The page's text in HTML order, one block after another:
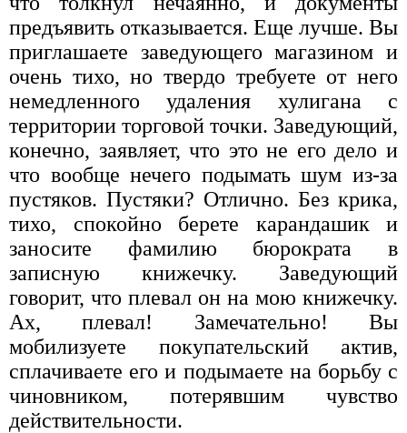
предъявить отказывается. Еще лучше. Вы
приглашаете заведующего магазином и
очень тихо, но твердо требуете от него
немедленного удаления хулигана с
территории торговой точки. Заведующий,
конечно, заявляет, что это не его дело и
что вообще нечего подымать шум из-за
пустяков. Пустяки? Отлично. Без крика,
тихо, спокойно берете карандашик и
заносите фамилию бюрократа в
записную книжечку. Заведующий
говорит, что плевал он на мою книжечку.
Ах, плевал! Замечательно! Вы
мобилизуете покупательский актив,
сплачиваете его и подымаете на борьбу с
чиновником, потерявшим чувство
действительности.